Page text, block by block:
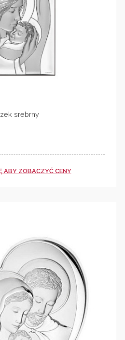
srebrny
ABY ZOBACZYĆ CENY